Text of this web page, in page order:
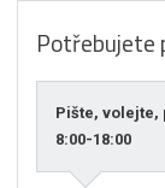
Potřebujete
Pište, volejte,
8:00-18:00